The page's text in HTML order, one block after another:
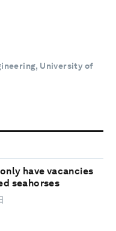
University of
have vacancies
seahorses